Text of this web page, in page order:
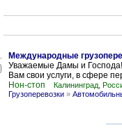
Международные
Уважаемые Дамы и
Вам свои услуги, в сфере
Нон-стоп
Калининград,
Грузоперевозки »